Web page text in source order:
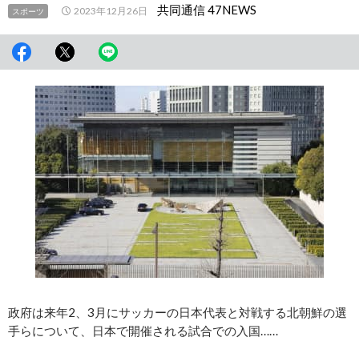
スポーツ 2023年12月26日 共同通信 47NEWS
政府は来年2、3月にサッカーの日本代表と対戦する北朝鮮の選
手らについて、日本で開催される試合での入国……